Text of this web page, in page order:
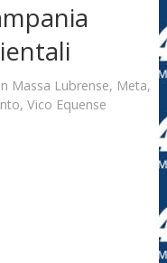
in Massa Lubrense, Meta,
, Vico Equense